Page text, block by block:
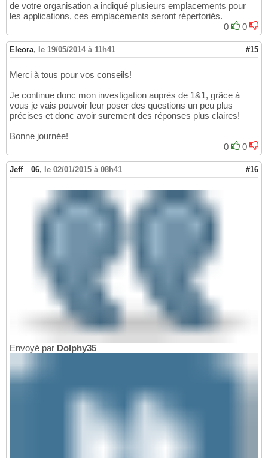
de votre organisation a indiqué plusieurs emplacements pour
les applications, ces emplacements seront répertoriés.
0
0
Eleora, le 19/05/2014 à 11h41 #15
Merci à tous pour vos conseils!
Je continue donc mon investigation auprès de 1&1, grâce à
vous je vais pouvoir leur poser des questions un peu plus
précises et donc avoir surement des réponses plus claires!
Bonne journée!
0
0
Jeff__06, le 02/01/2015 à 08h41 #16
Envoyé par Dolphy35